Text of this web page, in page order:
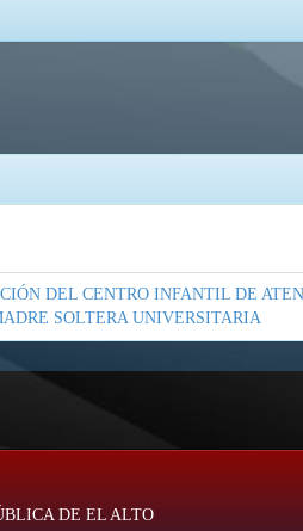
DEL CENTRO INFANTIL DE
SOLTERA UNIVERSITARIA
DE EL ALTO